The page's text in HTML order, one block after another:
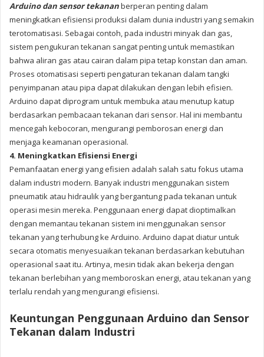
Arduino dan sensor tekananberperan penting dalam
meningkatkan efisiensi produksi dalam dunia industri yang semakin
terotomatisasi. Sebagai contoh, pada industri minyak dan gas,
sistem pengukuran tekanan sangat penting untuk memastikan
bahwa aliran gas atau cairan dalam pipa tetap konstan dan aman.
Proses otomatisasi seperti pengaturan tekanan dalam tangki
penyimpanan atau pipa dapat dilakukan dengan lebih efisien.
Arduino dapat diprogram untuk membuka atau menutup katup
berdasarkan pembacaan tekanan dari sensor. Hal ini membantu
mencegah kebocoran, mengurangi pemborosan energi dan
menjaga keamanan operasional.
4. Meningkatkan Efisiensi Energi
Pemanfaatan energi yang efisien adalah salah satu fokus utama
dalam industri modern. Banyak industri menggunakan sistem
pneumatik atau hidraulik yang bergantung pada tekanan untuk
operasi mesin mereka. Penggunaan energi dapat dioptimalkan
dengan memantau tekanan sistem ini menggunakan sensor
tekanan yang terhubung ke Arduino. Arduino dapat diatur untuk
secara otomatis menyesuaikan tekanan berdasarkan kebutuhan
operasional saat itu. Artinya, mesin tidak akan bekerja dengan
tekanan berlebihan yang memboroskan energi, atau tekanan yang
terlalu rendah yang mengurangi efisiensi.
Keuntungan Penggunaan Arduino dan Sensor
Tekanan dalam Industri